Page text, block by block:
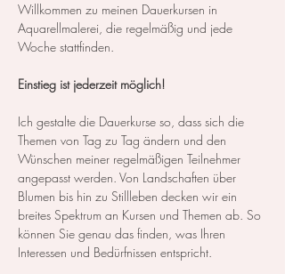
Willkommen zu meinen Dauerkursen in
Aquarellmalerei, die regelmäßig und jede
Woche stattfinden.
Einstieg ist jederzeit möglich!
Ich gestalte die Dauerkurse so, dass sich die
Themen von Tag zu Tag ändern und den
Wünschen meiner regelmäßigen Teilnehmer
angepasst werden. Von Landschaften über
Blumen bis hin zu Stillleben decken wir ein
breites Spektrum an Kursen und Themen ab. So
können Sie genau das finden, was Ihren
Interessen und Bedürfnissen entspricht.